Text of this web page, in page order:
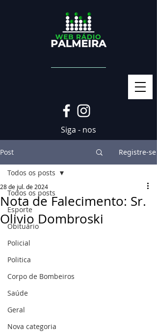
Siga - nos
Post Registre-se
Todos os posts
Esporte
Obituário
Policial
Politica
Corpo de Bombeiros
Saúde
Geral
Nova categoria
Todos os posts
Nota de Falecimento: Sr.
Olivio Dombroski
28 de jul. de 2024